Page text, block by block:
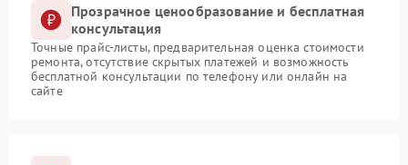
Прозрачное ценообразование и бесплатная
консультация
Точные прайс-листы, предварительная оценка стоимости
ремонта, отсутствие скрытых платежей и возможность
бесплатной консультации по телефону или онлайн на
сайте